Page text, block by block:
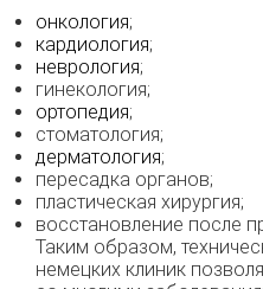
онкология;
кардиология;
неврология;
гинекология;
ортопедия;
стоматология;
дерматология;
пересадка органов;
пластическая хирургия;
восстановление после
Таким образом,
немецких клиник